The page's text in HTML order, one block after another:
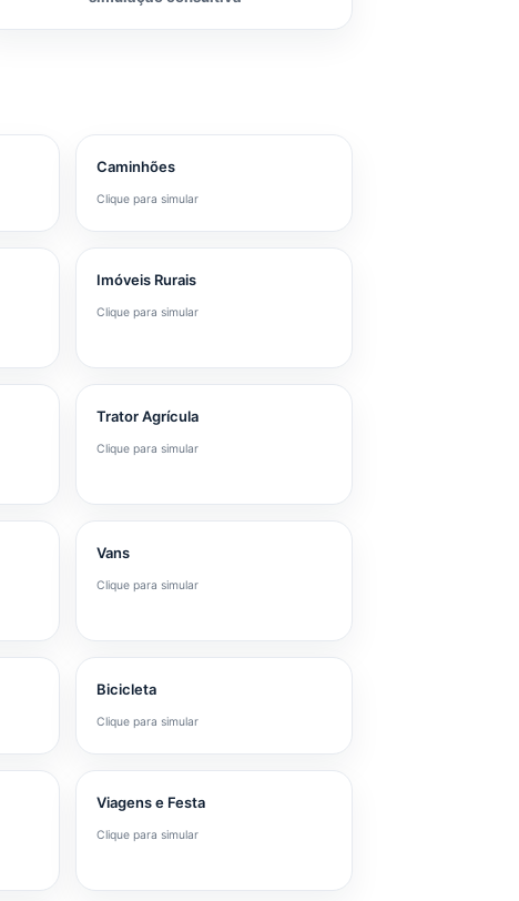
Caminhões
Clique para simular
Imóveis Rurais
Clique para simular
Trator Agrícula
Clique para simular
Vans
Clique para simular
Bicicleta
Clique para simular
Viagens e Festa
Clique para simular